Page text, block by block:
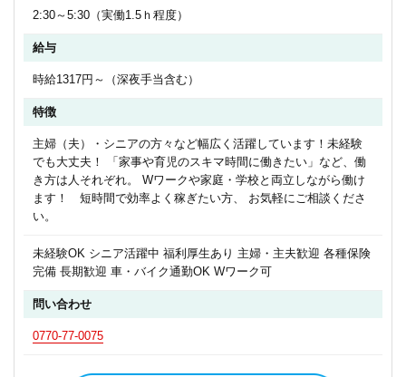
2:30～5:30（実働1.5ｈ程度）
給与
時給1317円～（深夜手当含む）
特徴
主婦（夫）・シニアの方々など幅広く活躍しています！未経験
でも大丈夫！ 「家事や育児のスキマ時間に働きたい」など、働
き方は人それぞれ。 Wワークや家庭・学校と両立しながら働け
ます！ 短時間で効率よく稼ぎたい方、 お気軽にご相談くださ
い。
未経験OK シニア活躍中 福利厚生あり 主婦・主夫歓迎 各種保険
完備 長期歓迎 車・バイク通勤OK Wワーク可
問い合わせ
0770-77-0075